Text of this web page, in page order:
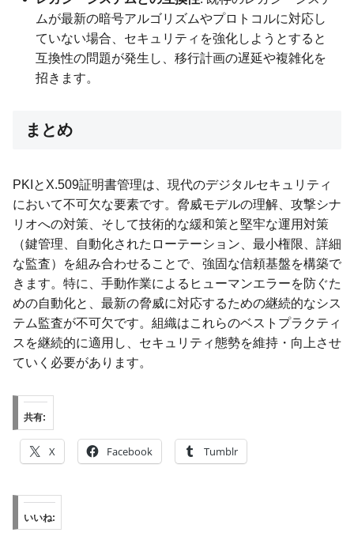
ムが最新の暗号アルゴリズムやプロトコルに対応し
ていない場合、セキュリティを強化しようとすると
互換性の問題が発生し、移行計画の遅延や複雑化を
招きます。
まとめ
PKIとX.509証明書管理は、現代のデジタルセキュリティ
において不可欠な要素です。脅威モデルの理解、攻撃シナ
リオへの対策、そして技術的な緩和策と堅牢な運用対策
（鍵管理、自動化されたローテーション、最小権限、詳細
な監査）を組み合わせることで、強固な信頼基盤を構築で
きます。特に、手動作業によるヒューマンエラーを防ぐた
めの自動化と、最新の脅威に対応するための継続的なシス
テム監査が不可欠です。組織はこれらのベストプラクティ
スを継続的に適用し、セキュリティ態勢を維持・向上させ
ていく必要があります。
共有:
X Facebook Tumblr
いいね: